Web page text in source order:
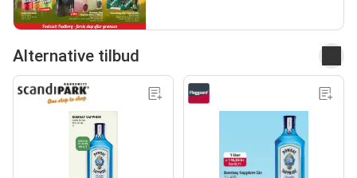
Alternative tilbud